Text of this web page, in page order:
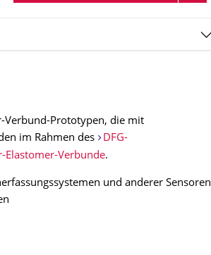
Verbund-Prototypen, die mit
im Rahmen des
DFG-
Elastomer-Verbunde.
und anderer Sensoren